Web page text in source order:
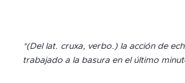
*(Del lat. cruxa, verbo.) la acción de
trabajado a la basura en el último